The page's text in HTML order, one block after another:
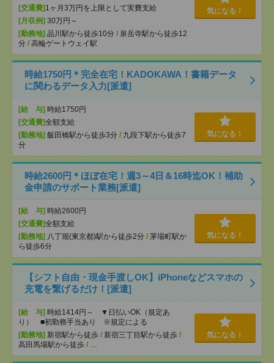
[交通費]1ヶ月3万円を上限として実費支給
[月収例] 30万円～
[勤務地] 品川駅から徒歩10分 / 泉岳寺駅から徒歩12
分 / 高輪ゲートウェイ駅
気になる！
時給1750円＊完全在宅！KADOKAWA！書籍データ
に関わるデータ入力[派遣]
[給 与] 時給1750円
[交通費]全額支給
[勤務地] 飯田橋駅から徒歩3分 / 九段下駅から徒歩7
分
気になる！
時給2600円＊ほぼ在宅！週3～4日＆16時迄OK！補助
金申請のサポート業務[派遣]
[給 与] 時給2600円
[交通費]全額支給
[勤務地] 八丁堀(東京都)駅から徒歩2分 / 茅場町駅か
ら徒歩6分
気になる！
【シフト自由・現金手渡しOK】iPhoneなどスマホの
充電を繋げるだけ！[派遣]
[給 与] 時給1414円～ ▼日払いOK（規定あ
り） ■初勤務手当あり ※規定による
[勤務地] 新宿駅から徒歩 / 新宿三丁目駅から徒歩 /
高田馬場駅から徒歩 / …
気になる！